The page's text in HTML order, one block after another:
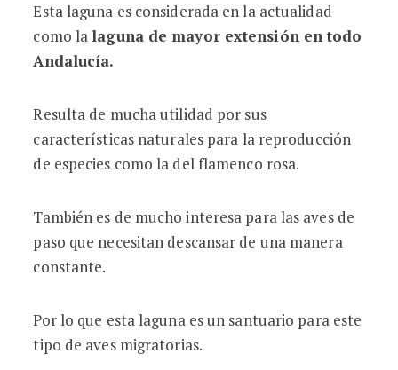
Conoce la laguna de fuente de piedra
Esta laguna es considerada en la actualidad
como lalaguna de mayor extensión en todo
Andalucía.
Resulta de mucha utilidad por sus
características naturales para la reproducción
de especies como la del flamenco rosa.
También es de mucho interesa para las aves de
paso que necesitan descansar de una manera
constante.
Por lo que esta laguna es un santuario para este
tipo de aves migratorias.